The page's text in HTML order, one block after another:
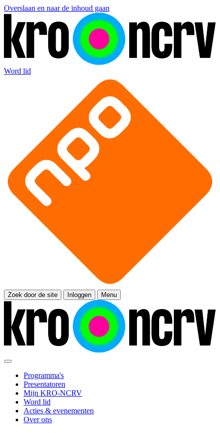
Overslaan en naar de inhoud gaan
Word lid
Zoek door de site Inloggen Menu
Programma's
Presentatoren
Mijn KRO-NCRV
Word lid
Acties & evenementen
Over ons